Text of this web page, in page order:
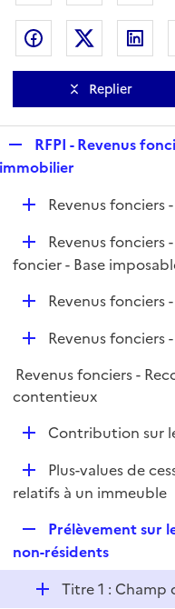
Partager surPartager
Replier
e
l
i
e
r
RFPI - Revenus
immobilier
D
l
Revenus
D
é
r
Revenus
foncier - Base
D
i
e
Revenus fonciers
D
p
l
Revenus fonciers
Revenus fonciers -
contentieux
D
l
Contribution sur
D
é
i
e
r
Plus-values de
relatifs à un immeuble
e
p
l
Prélèvement sur
non-résidents
DTitre 1 :